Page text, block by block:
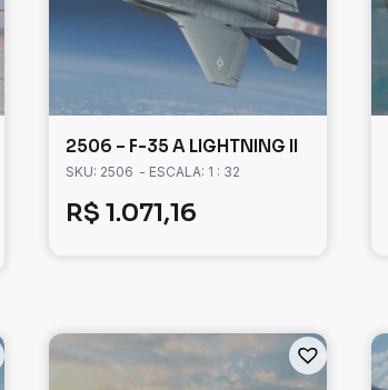
2506 – F-35 A LIGHTNING II
SKU: 2506 - ESCALA: 1 : 32
R$ 1.071,16